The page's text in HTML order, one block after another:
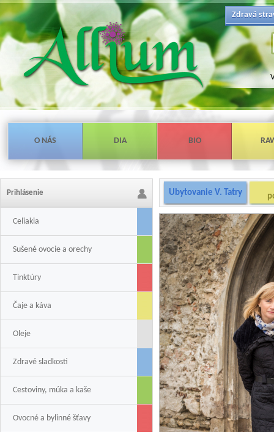
Zdravá
O NÁS DIA BIO
Prihlásenie
Celiakia
Sušené ovocie a orechy
Tinktúry
Čaje a káva
Oleje
Zdravé sladkosti
Cestoviny, múka a kaše
Ovocné a bylinné šťavy
Ubytovanie V. Tatry